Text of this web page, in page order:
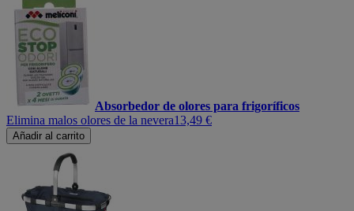
Absorbedor de olores para frigoríficos
Elimina malos olores de la nevera13,49 €
Añadir al carrito